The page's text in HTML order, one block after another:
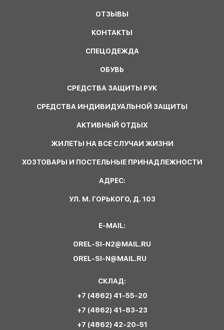
ОТЗЫВЫ
КОНТАКТЫ
СПЕЦОДЕЖДА
ОБУВЬ
СРЕДСТВА ЗАЩИТЫ РУК
СРЕДСТВА ИНДИВИДУАЛЬНОЙ ЗАЩИТЫ
АКТИВНЫЙ ОТДЫХ
ЖИЛЕТЫ НА ВСЕ СЛУЧАИ ЖИЗНИ
ХОЗТОВАРЫ И ПОСТЕЛЬНЫЕ ПРИНАДЛЕЖНОСТИ
АДРЕС:
УЛ. М. ГОРЬКОГО, Д. 103
E-MAIL:
OREL-SI-N2@MAIL.RU
OREL-SI-N@MAIL.RU
СКЛАД:
+7 (4862) 41-55-20
+7 (4862) 41-83-23
+7 (4862) 42-20-51